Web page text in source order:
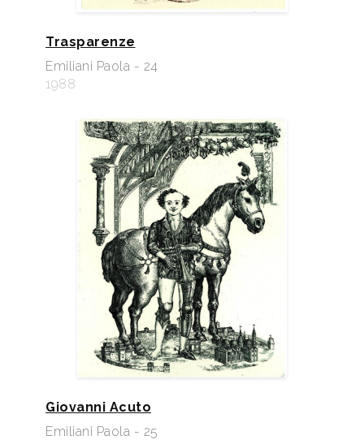
Trasparenze
Emiliani Paola - 24
1988
Giovanni Acuto
Emiliani Paola - 25